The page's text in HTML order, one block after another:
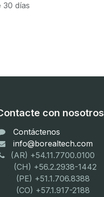
30 días
con nosotros
Contáctenos
info@borealtech.com
(AR) +54.11.7700.0100
(CH) +56.2.2938-1442
(PE) +51.1.706.8388
(CO) +57.1.917-2188